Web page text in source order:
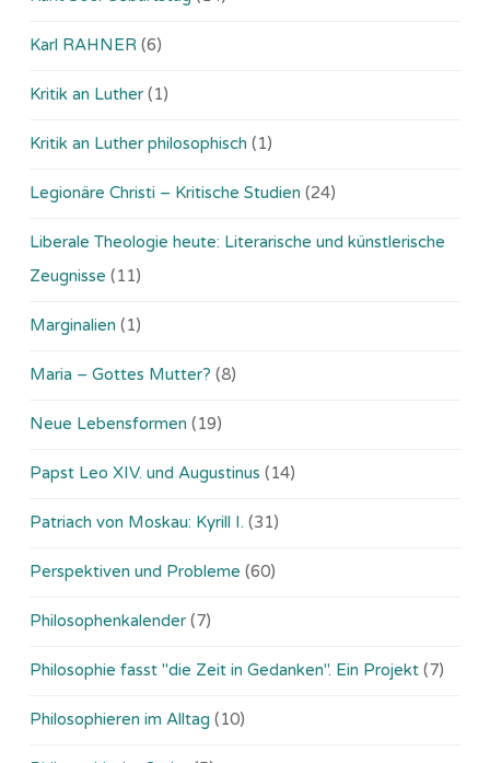
Karl RAHNER (6)
Kritik an Luther (1)
Kritik an Luther philosophisch (1)
Legionäre Christi – Kritische Studien (24)
Liberale Theologie heute: Literarische und künstlerische
Zeugnisse (11)
Marginalien (1)
Maria – Gottes Mutter? (8)
Neue Lebensformen (19)
Papst Leo XIV. und Augustinus (14)
Patriach von Moskau: Kyrill I. (31)
Perspektiven und Probleme (60)
Philosophenkalender (7)
Philosophie fasst "die Zeit in Gedanken". Ein Projekt (7)
Philosophieren im Alltag (10)